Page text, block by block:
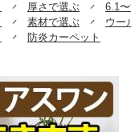
厚さで選ぶ
6.1
素材で選ぶ
ウー
防炎カーペット